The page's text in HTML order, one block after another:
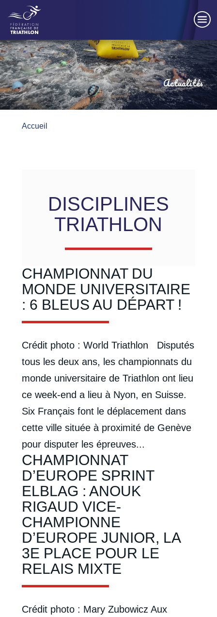
Actualités
Accueil
DISCIPLINES
TRIATHLON
CHAMPIONNAT DU
MONDE UNIVERSITAIRE
: 6 BLEUS AU DÉPART !
Crédit photo : World Triathlon Disputés
tous les deux ans, les championnats du
monde universitaire de Triathlon ont lieu
ce week-end a lieu à Nyon, en Suisse.
Six Français font le déplacement dans
cette ville située à proximité de Genève
pour disputer les épreuves...
CHAMPIONNAT
D’EUROPE SPRINT
ELBLAG : ANOUK
RIGAUD VICE-
CHAMPIONNE
D’EUROPE JUNIOR, LA
3E PLACE POUR LE
RELAIS MIXTE
Crédit photo : Mary Zubowicz Aux
Panneau de gestion des cookies